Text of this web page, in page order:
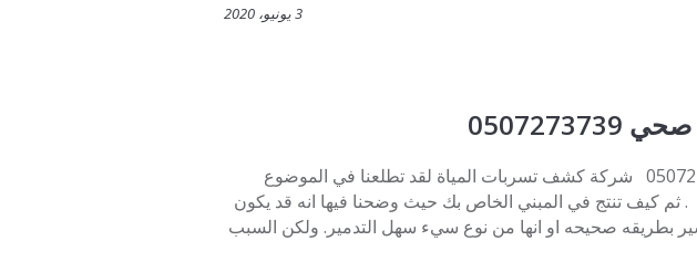
3 يونيو، 2020
كشف تسربات المياه صرف صحي 0507273739 شركة كشف تسربات المياة لقد تطلعنا في الموضوع
كيف تنتج في المبني الخاص بك حيث وضحنا فيها انه قد يكون
بطريقه صحيحه او انها من نوع سيء سهل التدمير. ولكن السبب